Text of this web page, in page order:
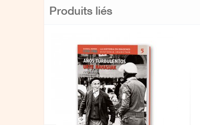
Produits liés